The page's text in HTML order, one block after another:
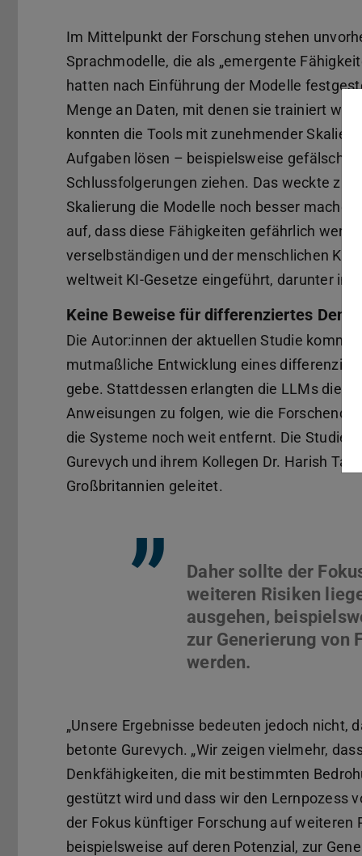
Im Mittelpunkt der Forschung stehen
Sprachmodelle, die als „emergente
hatten nach Einführung der Modelle
Menge an Daten, mit denen sie trainiert
konnten die Tools mit zunehmender
Aufgaben lösen – beispielsweise
Schlussfolgerungen ziehen. Das weckte
Skalierung die Modelle noch besser
auf, dass diese Fähigkeiten gefährlich
verselbständigen und der menschlichen
weltweit KI-Gesetze eingeführt, darunter in
Keine Beweise für differenziertes
Die Autor:innen der aktuellen Studie
mutmaßliche Entwicklung eines
gebe. Stattdessen erlangten die LLMs die
Anweisungen zu folgen, wie die
die Systeme noch weit entfernt. Die Studie
Gurevych und ihrem Kollegen Dr. Harish
Großbritannien geleitet.
”
Daher sollte der
weiteren Risiken
ausgehen,
zur Generierung von
„Unsere Ergebnisse bedeuten jedoch nicht,
betonte Gurevych. „Wir zeigen vielmehr,
Denkfähigkeiten, die mit bestimmten
gestützt wird und dass wir den Lernpozess
der Fokus künftiger Forschung auf weiteren
beispielsweise auf deren Potenzial, zur